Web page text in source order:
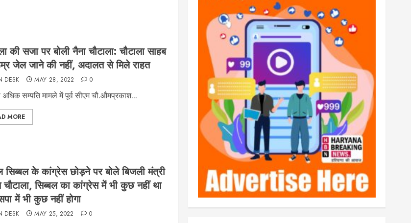
की सजा पर बोली नैना चौटाला: चौटाला साहब
जेल जाने की नहीं, अदालत से मिले राहत
DESK MAY 28, 2022 0
सम्पति मामले में पूर्व सीएम चौ.औमप्रकाश...
MORE
सिब्बल के कांग्रेस छोड़ने पर बोले बिजली मंत्री
चौटाला, सिब्बल का कांग्रेस में भी कुछ नहीं था
में भी कुछ नहीं होगा
DESK MAY 25, 2022 0